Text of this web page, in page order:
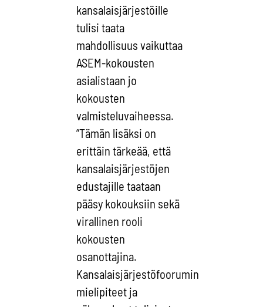
kansalaisjärjestöille
tulisi taata
mahdollisuus vaikuttaa
ASEM-kokousten
asialistaan jo
kokousten
valmisteluvaiheessa.
”Tämän lisäksi on
erittäin tärkeää, että
kansalaisjärjestöjen
edustajille taataan
pääsy kokouksiin sekä
virallinen rooli
kokousten
osanottajina.
Kansalaisjärjestöfoorumin
mielipiteet ja